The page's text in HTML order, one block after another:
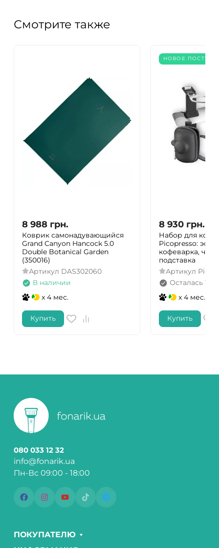
Смотрите также
8 988 грн.
Коврик самонадувающийся
Grand Canyon Hancock 5.0
Double Botanical Garden
(350016)
Артикул DAS302060
В наличии
x 4 мес.
Купить
НОВОЕ
8 930 грн.
Набор для кофе
Picopresso:
кофеварка,
подставка
Артикул
Осталась 1
x 4 мес.
Купить
080 033 12 32
info@fonarik.ua
Пн-Вс 09:00 - 18:00
ПОКУПАТЕЛЮ